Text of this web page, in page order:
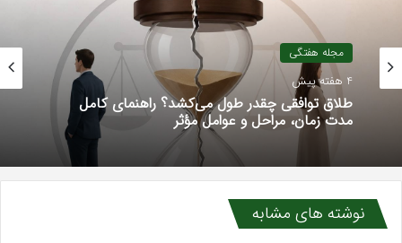
مجله هفتگی
4 هفته پیش
طلاق توافقی چقدر طول می‌کشد؟ راهنمای کامل
مدت زمان، مراحل و عوامل مؤثر
گوناگون
خرداد 31, 1405
کود سه بیست برای نخود؛ راهنمای کامل مصرف و
تأثیر بر عملکرد
نوشته های مشابه